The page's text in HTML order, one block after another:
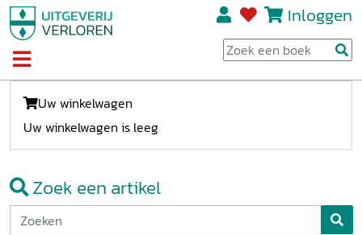
Inloggen
Uw winkelwagen
Uw winkelwagen is leeg
Zoek een artikel